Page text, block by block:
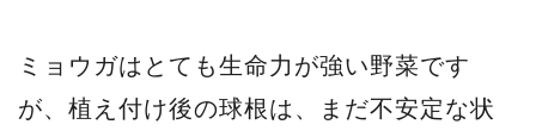
ミョウガはとても生命力が強い野菜です
が、植え付け後の球根は、まだ不安定な状